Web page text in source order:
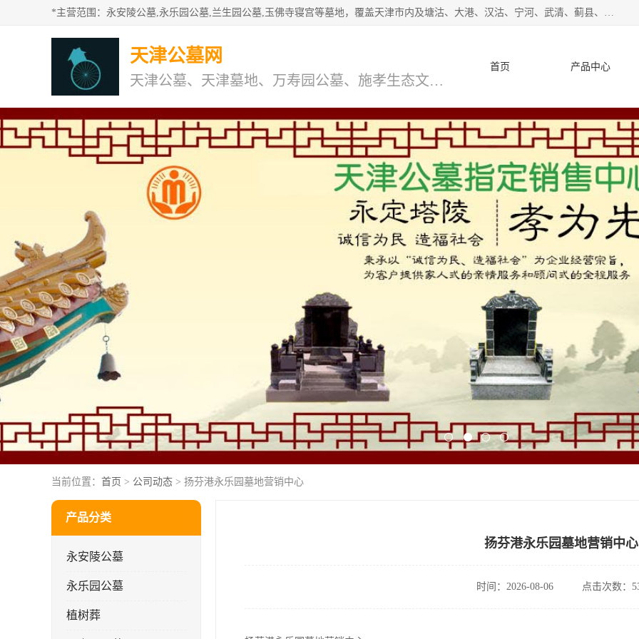
*主营范围：永安陵公墓,永乐园公墓,兰生园公墓,玉佛寺寝宫等墓地，覆盖天津市内及塘沽、大港、汉沽、宁河、武清、蓟县、静海、廊坊、北京、沧州等区域本中心由中国公墓网、天津公墓网、中国陵网、中国周易学会联合推举，我们的团队将会以优质的服务，竭诚为您服务，期待您的来电。
天津公墓网
天津公墓、天津墓地、万寿园公墓、施孝生态文化陵园
首页 产品中心
当前位置： 首页 > 公司动态 > 扬芬港永乐园墓地营销中心
产品分类
永安陵公墓
永乐园公墓
植树葬
扬芬港永乐园墓地营销中心
时间：2026-08-06 点击次数：